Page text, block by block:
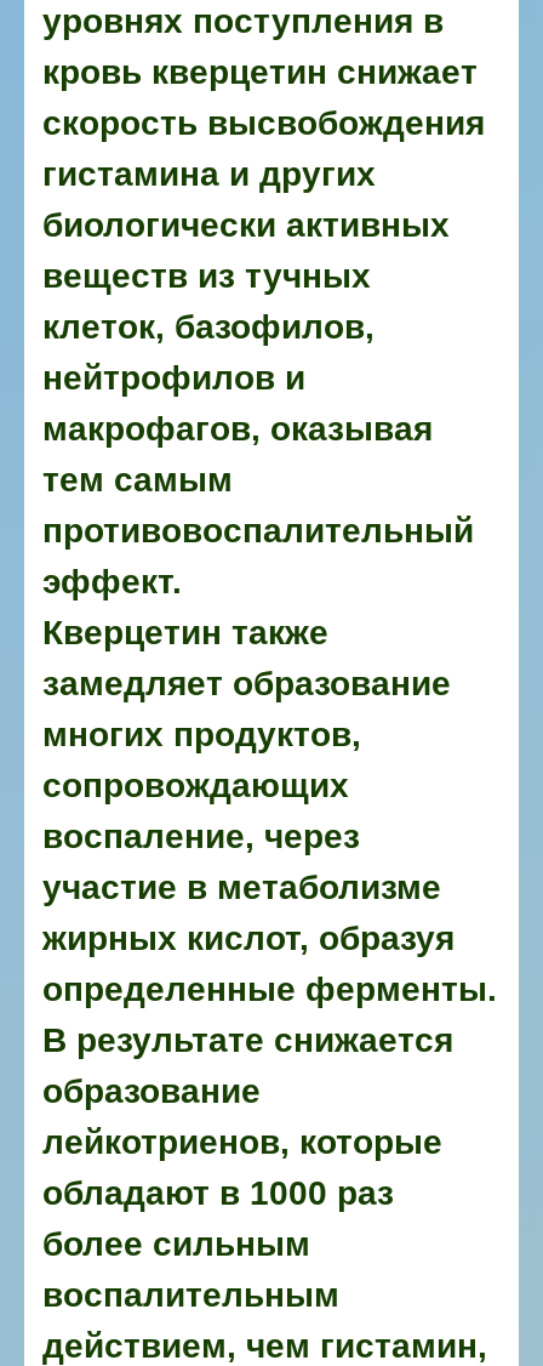
уровнях поступления в
кровь кверцетин снижает
скорость высвобождения
гистамина и других
биологически активных
веществ из тучных
клеток, базофилов,
нейтрофилов и
макрофагов, оказывая
тем самым
противовоспалительный
эффект.
Кверцетин также
замедляет образование
многих продуктов,
сопровождающих
воспаление, через
участие в метаболизме
жирных кислот, образуя
определенные ферменты.
В результате снижается
образование
лейкотриенов, которые
обладают в 1000 раз
более сильным
воспалительным
действием, чем гистамин,